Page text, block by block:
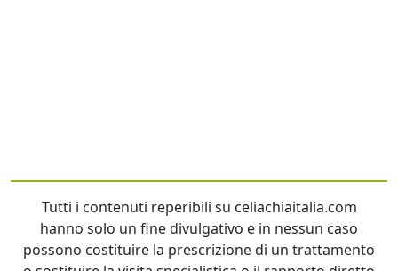
Tutti i contenuti reperibili su celiachiaitalia.com
hanno solo un fine divulgativo e in nessun caso
possono costituire la prescrizione di un trattamento